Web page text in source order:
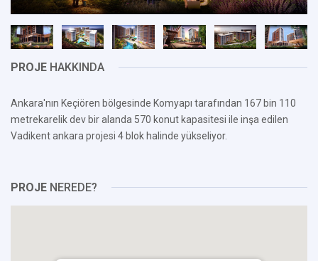
PROJE HAKKINDA
Ankara'nın Keçiören bölgesinde Komyapı tarafından 167 bin 110
metrekarelik dev bir alanda 570 konut kapasitesi ile inşa edilen
Vadikent ankara projesi 4 blok halinde yükseliyor.
PROJE NEREDE?